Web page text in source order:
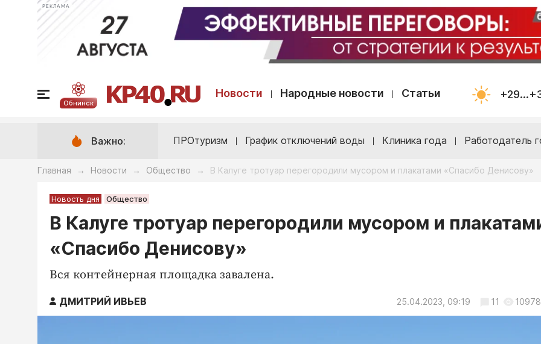
РЕКЛАМА
Обнинск
Новости Народные новости Статьи
Важно: ПРОтуризм График отключений воды Клиника года Работодатель
Главная → Новости → Общество → В Калуге тротуар перегородили мусором и плакатами «Спасибо Денисову»
Новость дня Общество
В Калуге тротуар перегородили мусором и
«Спасибо Денисову»
Вся контейнерная площадка завалена.
ДМИТРИЙ ИВЬЕВ 25.04.2023, 09:19 11 10978